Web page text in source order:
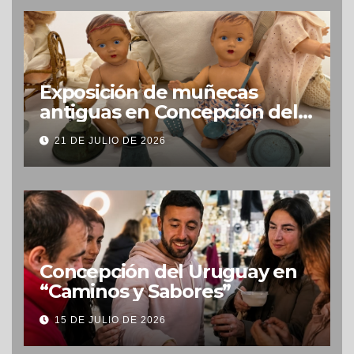
Exposición de muñecas
antiguas en Concepción del
Uruguay
21 DE JULIO DE 2026
Concepción del Uruguay en
“Caminos y Sabores”
15 DE JULIO DE 2026